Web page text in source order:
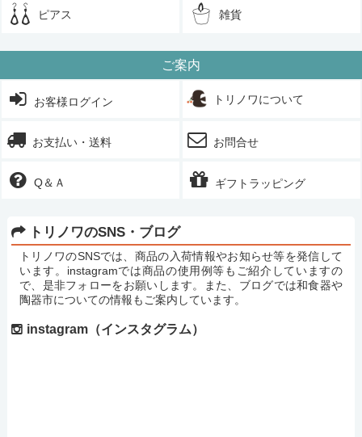
ピアス 雑貨
ご案内
お客様ログイン トリノワについて
お支払い・送料 お問合せ
Q＆Ａ ギフトラッピング
トリノワのSNS・ブログ
トリノワのSNSでは、商品の入荷情報やお知らせ等を発信して
います。instagramでは商品の使用例等もご紹介していますの
で、是非フォローをお願いします。また、ブログでは和食器や
陶器市についての情報もご案内しています。
instagram（インスタグラム）